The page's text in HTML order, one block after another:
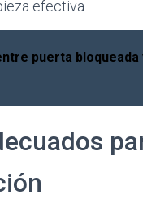
efectiva.
puerta bloqueada